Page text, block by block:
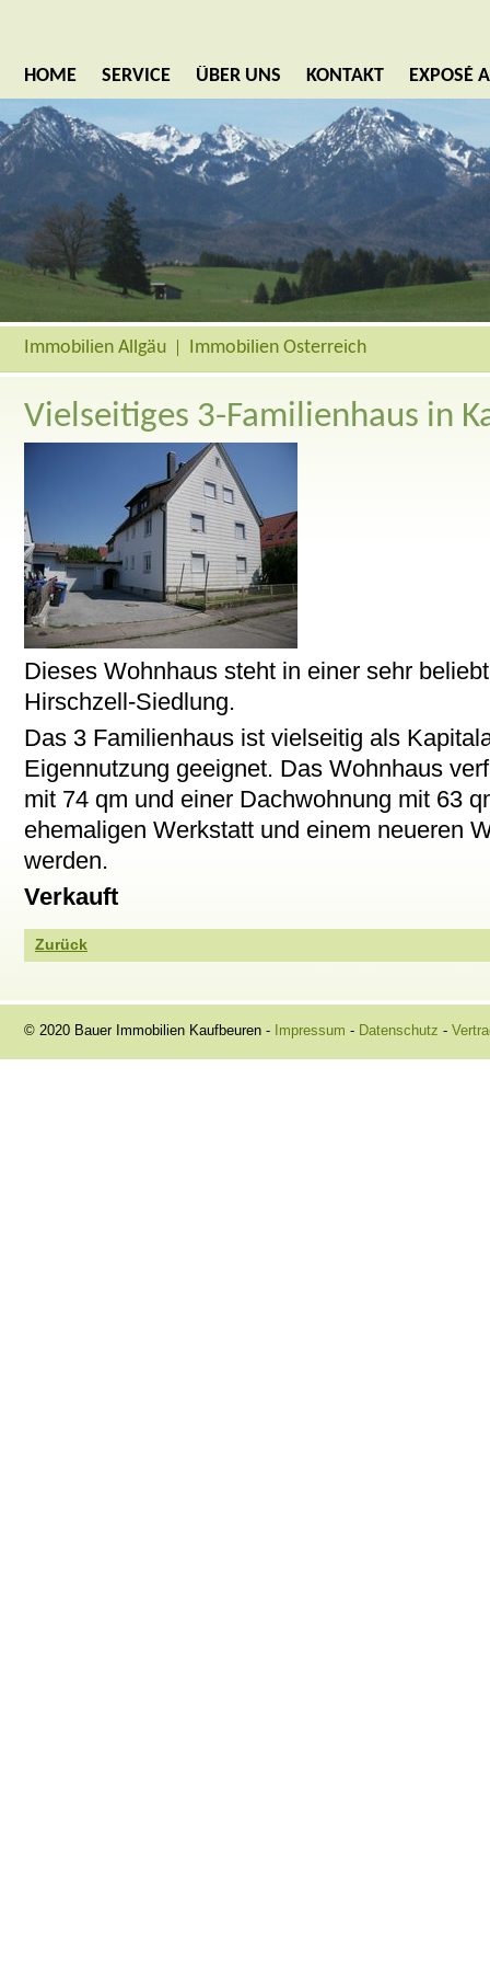
HOME SERVICE ÜBER UNS KONTAKT EXPOSÉ
Immobilien Allgäu Immobilien Österreich
Vielseitiges 3-Familienhaus in
Dieses Wohnhaus steht in einer sehr
Hirschzell-Siedlung.
Das 3 Familienhaus ist vielseitig als
Eigennutzung geeignet. Das Wohnhaus
mit 74 qm und einer Dachwohnung mit 63
ehemaligen Werkstatt und einem neueren
werden.
Verkauft
Zurück
© 2020 Bauer Immobilien Kaufbeuren - Impressum - Datenschutz -